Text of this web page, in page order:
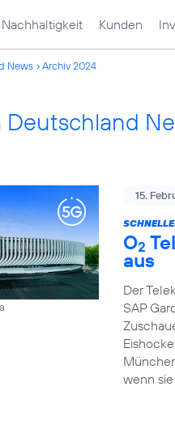
Nachhaltigkeit Kunden
News Archiv 2024
Deutschland
15.
O2
aus
Der
SAP
wenn